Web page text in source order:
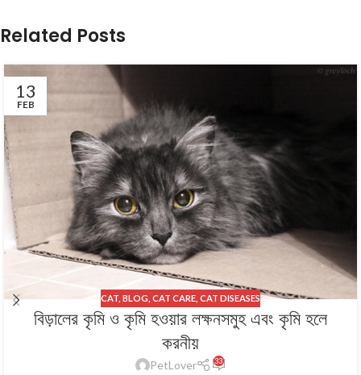
Related Posts
13
FEB
CAT BLOG CAT CARE CAT DISEASES
বিড়ালের কৃমি ও কৃমি হওয়ার লক্ষনসমুহ এবং কৃমি হলে
করনীয়
PetLover 33